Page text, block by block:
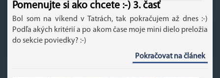
Pomenujte si ako chcete :-) 3. časť
Bol som na víkend v Tatrách, tak pokračujem až dnes :-)
Podľa akých kritérií a po akom čase moje mini dielo preložia
do sekcie poviedky? :-)
Pokračovat na článek